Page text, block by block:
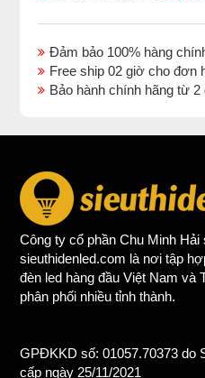
Đảm bảo 100% hàng
Free ship 02 giờ cho đơn
Bảo hành chính hãng từ 2
Công ty cổ phần Chu Minh
sieuthidenled.com là nơi tập
đèn led hàng đầu Việt Nam và
phân phối nhiều tỉnh thành.
GPĐKKD số: 01057.70373 do
cấp ngày 25/11/2021